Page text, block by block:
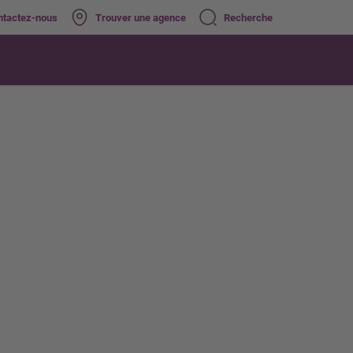
nous Trouver une agence Recherche